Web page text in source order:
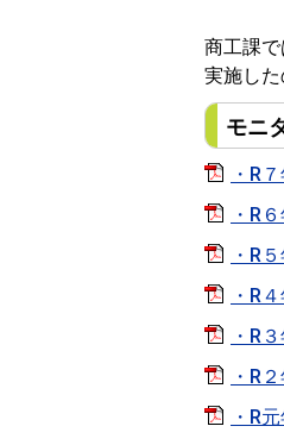
商工課
実施した
モニ
・R
・R
・R
・R
・R
・R
・R